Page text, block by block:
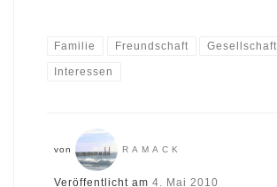
Familie Freundschaft Gesellschaft
Interessen
von RAMACK
Veröffentlicht am 4. Mai 2010